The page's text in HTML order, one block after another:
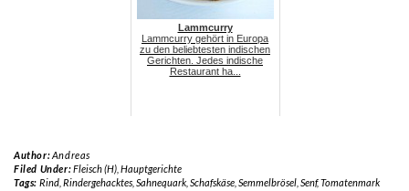
Lammcurry
Lammcurry gehört in Europa
zu den beliebtesten indischen
Gerichten. Jedes indische
Restaurant ha...
Author:Andreas
Filed Under:Fleisch (H), Hauptgerichte
Tags: Rind, Rindergehacktes, Sahnequark, Schafskäse, Semmelbrösel, Senf,Tomatenmark